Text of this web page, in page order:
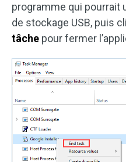
programme qui pourrait
de stockage USB, puis
tâche pour fermer